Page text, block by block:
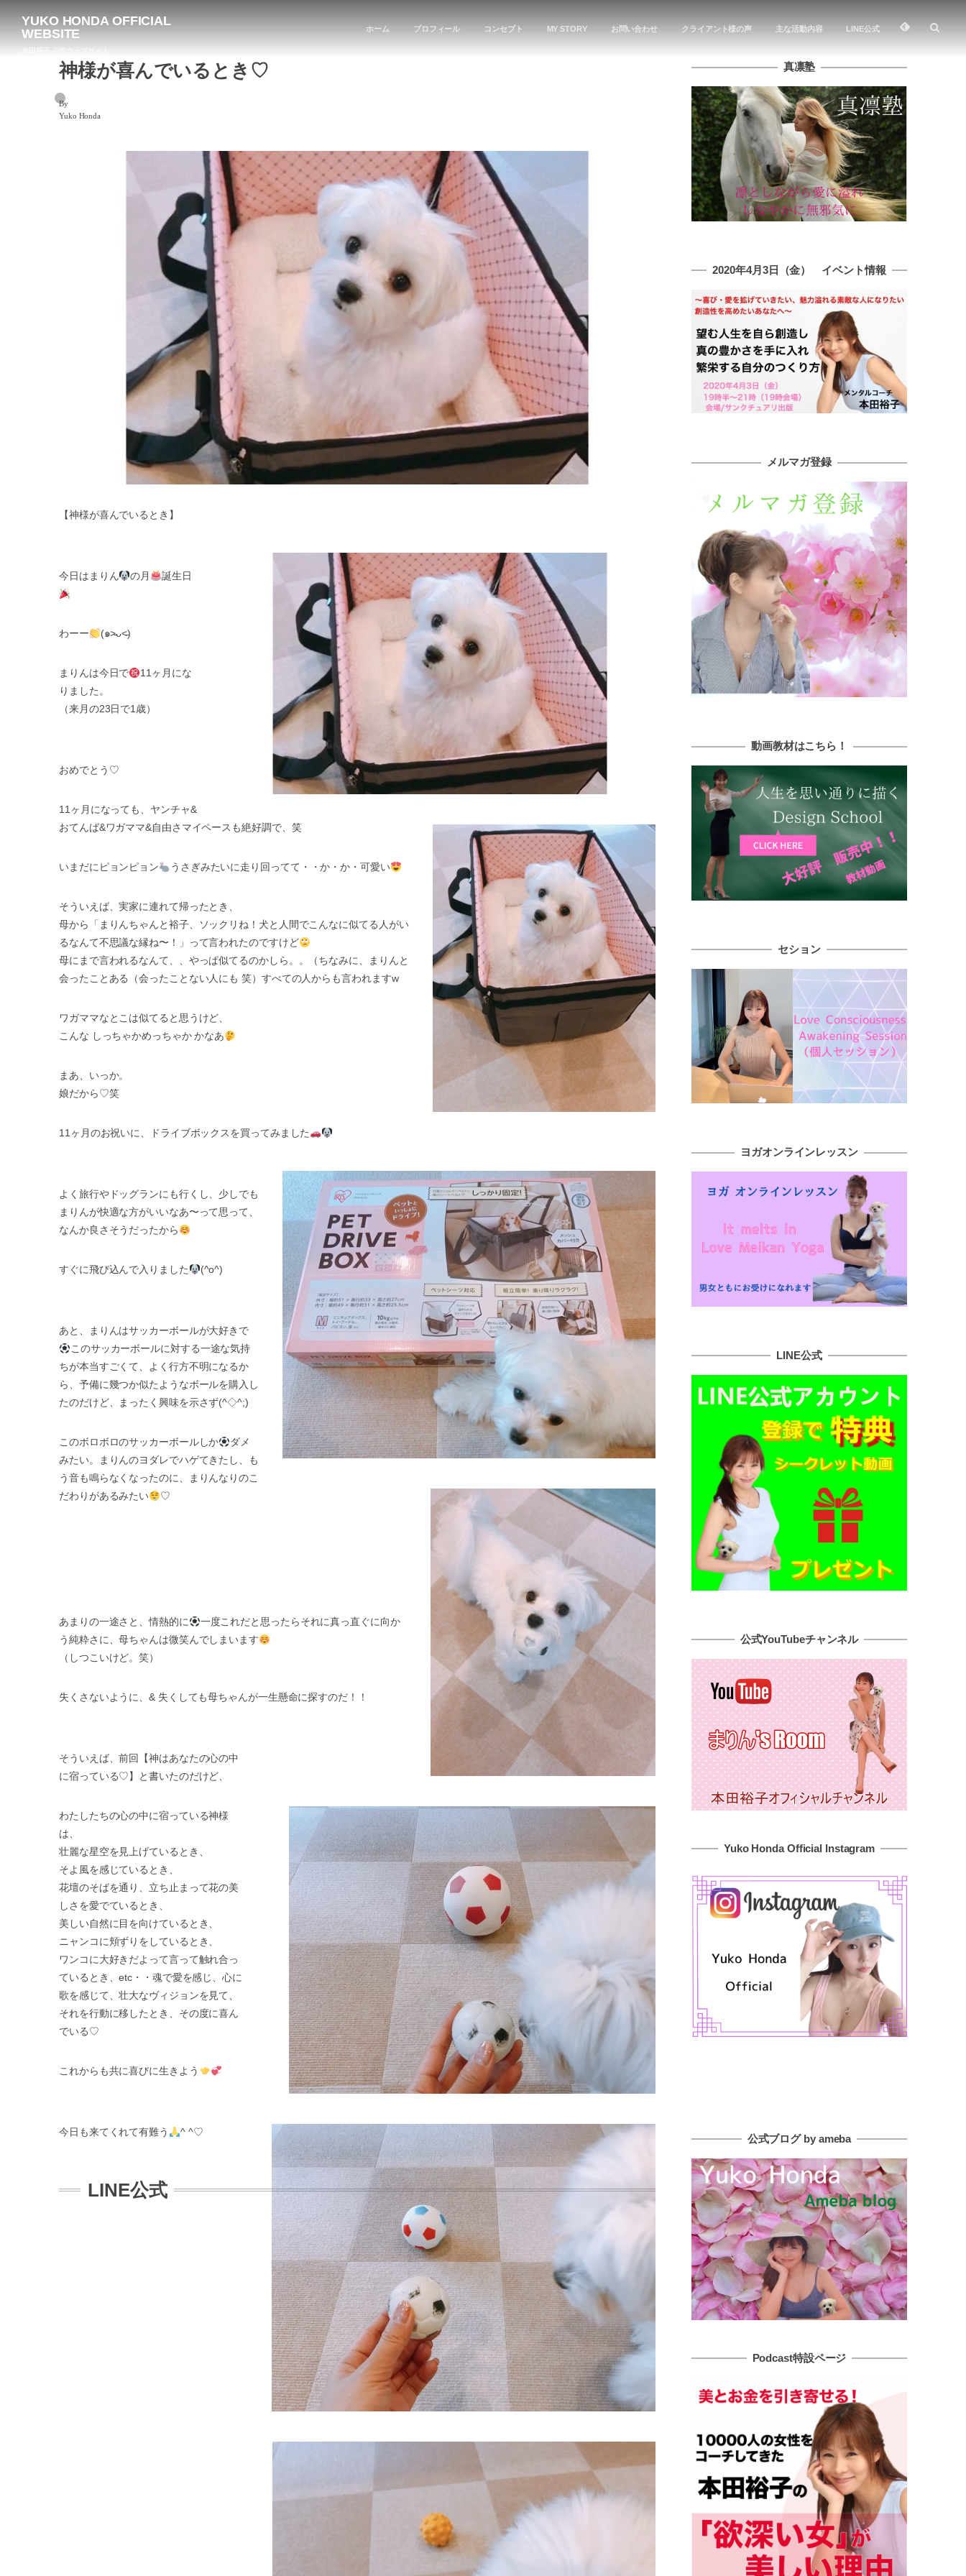
YUKO HONDA OFFICIAL
WEBSITE
ホーム プロフィール コンセプト MY STORY お問い合わせ クライアント様の声 主な活動内容 LINE公式
神様が喜んでいるとき♡
By
Yuko Honda
【神様が喜んでいるとき】
今日はまりん の月 誕生日
わーー (๑˃̵ᴗ˂̵)
まりんは今日で
11ヶ月にな
りました。
（来月の23日で1歳）
おめでとう♡
11ヶ月になっても、ヤンチャ&
おてんば&ワガママ&自由さマイペースも絶好調で、笑
いまだにピョンピョン うさぎみたいに走り回ってて・・か・か・可愛い
そういえば、実家に連れて帰ったとき、
母から「まりんちゃんと裕子、ソックリね！犬と人間でこんなに似てる人がい
るなんて不思議な縁ね〜！」って言われたのですけど
母にまで言われるなんて、、やっぱ似てるのかしら。。（ちなみに、まりんと
会ったことある（会ったことない人にも 笑）すべての人からも言われますw
ワガママなとこは似てると思うけど、
こんな しっちゃかめっちゃか かなあ
まあ、いっか。
娘だから♡笑
11ヶ月のお祝いに、ドライブボックスを買ってみました
よく旅行やドッグランにも行くし、少しでも
まりんが快適な方がいいなあ〜って思って、
なんか良さそうだったから
すぐに飛び込んで入りました (^o^)
あと、まりんはサッカーボールが大好きで
このサッカーボールに対する一途な気持
ちが本当すごくて、よく行方不明になるか
ら、予備に幾つか似たようなボールを購入し
たのだけど、まったく興味を示さず(^◇^;)
このボロボロのサッカーボールしか
ダメ
みたい。まりんのヨダレでハゲてきたし、も
う音も鳴らなくなったのに、まりんなりのこ
だわりがあるみたい
♡
あまりの一途さと、情熱的に
一度これだと思ったらそれに真っ直ぐに向か
う純粋さに、母ちゃんは微笑んでしまいます
（しつこいけど。笑）
失くさないように、& 失くしても母ちゃんが一生懸命に探すのだ！！
そういえば、前回【神はあなたの心の中
に宿っている♡】と書いたのだけど、
わたしたちの心の中に宿っている神様
は、
壮麗な星空を見上げているとき、
そよ風を感じているとき、
花壇のそばを通り、立ち止まって花の美
しさを愛でているとき、
美しい自然に目を向けているとき、
ニャンコに頬ずりをしているとき、
ワンコに大好きだよって言って触れ合っ
ているとき、etc・・魂で愛を感じ、心に
歌を感じて、壮大なヴィジョンを見て、
それを行動に移したとき、その度に喜ん
でいる♡
これからも共に喜びに生きよう
今日も来てくれて有難う ^ ^♡
LINE公式
真凛塾
2020年4月3日（金） イベント情報
メルマガ登録
動画教材はこちら！
セション
ヨガオンラインレッスン
LINE公式
公式YouTubeチャンネル
Yuko Honda Official Instagram
公式ブログ by ameba
Podcast特設ページ